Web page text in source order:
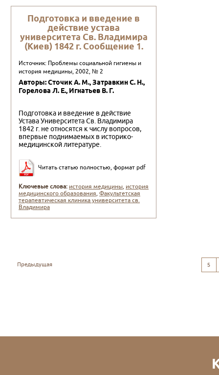
Подготовка и введение в
действие устава
унивеpситета Св. Владимиpа
(Киев) 1842 г. Сообщение 1.
Источник: Проблемы социальной гигиены и
история медицины, 2002, № 2
Авторы: Сточик А. М., Затpавкин С. Н.,
Гоpелова Л. Е., Игнатьев В. Г.
Подготовка и введение в действие
Устава Университета Св. Владимира
1842 г. не относятся к числу вопросов,
впервые поднимаемых в историко-
медицинской литературе.
Читать статью полностью, формат pdf
Ключевые слова: история медицины, история
медицинского образования,Факультетская
терапевтическая клиника университета св.
Владимира
Предыдущая 5